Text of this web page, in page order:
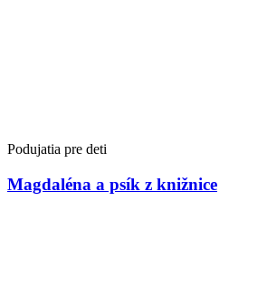
Podujatia pre deti
Magdaléna a psík z knižnice